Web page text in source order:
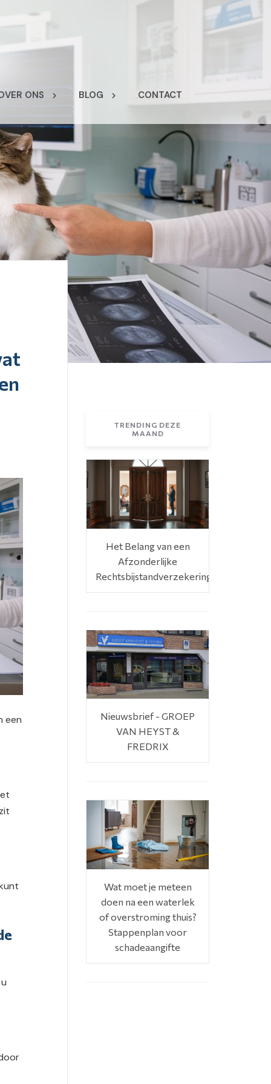
ONS BLOG CONTACT
een
TRENDING DEZE
MAAND
Het Belang van een
Afzonderlijke
Rechtsbijstandverzekering
Nieuwsbrief - GROEP
VAN HEYST &
FREDRIX
Wat moet je meteen
doen na een waterlek
of overstroming thuis?
Stappenplan voor
schadeaangifte